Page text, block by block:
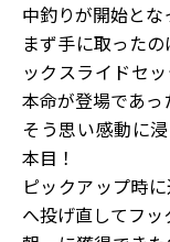
中釣りが開始とな
まず手に取った
ックスライドセ
本命が登場であっ
そう思い感動に
本目！
ピックアップ時
へ投げ直してフッ